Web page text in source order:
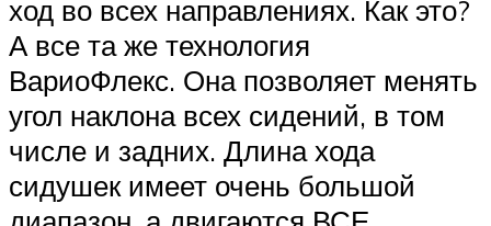
ход во всех направлениях. Как это?
А все та же технология
ВариоФлекс. Она позволяет менять
угол наклона всех сидений, в том
числе и задних. Длина хода
сидушек имеет очень большой